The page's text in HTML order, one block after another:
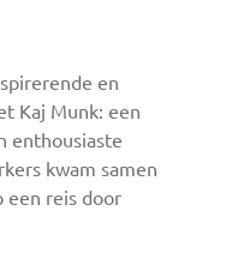
en
Kaj Munk: een
enthousiaste
kwam samen
een reis door